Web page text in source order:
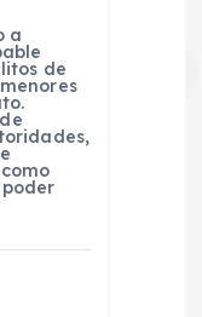
a
de